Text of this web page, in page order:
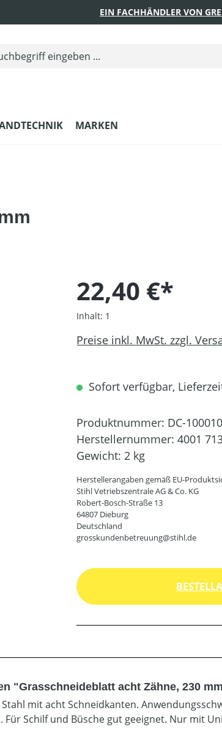
EIN FACHHÄNDLER VON
MARKEN
22,40 €*
Inhalt: 1
Preise inkl. MwSt. zzgl.
Sofort verfügbar,
Produktnummer: DC-
Herstellernummer: 4001
Gewicht: 2 kg
Herstellerangaben gemäß EU-
Stihl Vetriebszentrale AG & Co. KG
Robert-Bosch-Straße 13
64807 Dieburg
Deutschland
grosskundenbetreuung@stihl.de
"Grasschneideblatt acht Zähne, 230
mit acht Schneidkanten.
Für Schilf und Büsche gut geeignet. Nur mit